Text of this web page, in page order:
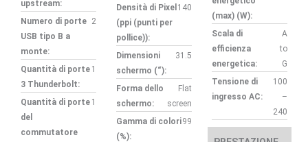
upstream:
Numero di porte
USB tipo B a
monte:
2
Quantità di porte
3 Thunderbolt:
1
Quantità di porte
del
commutatore
1
Densità di Pixel
(ppi (punti per
pollice)):
140
Dimensioni
schermo (“):
31.5
Forma dello
schermo:
Flat
screen
Gamma di colori
(%):
99
(max) (W):
Scala di
efficienza
energetica:
A
to
G
Tensione di
ingresso AC:
100
–
240